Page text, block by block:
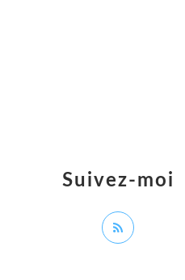
Suivez-moi